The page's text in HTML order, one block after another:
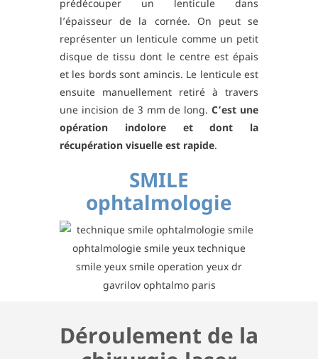
prédécouper un lenticule dans
l’épaisseur de la cornée. On peut se
représenter un lenticule comme un petit
disque de tissu dont le centre est épais
et les bords sont amincis. Le lenticule est
ensuite manuellement retiré à travers
une incision de 3 mm de long.C’est une
opération indolore et dont la
récupération visuelle est rapide.
SMILE
ophtalmologie
Déroulement de la